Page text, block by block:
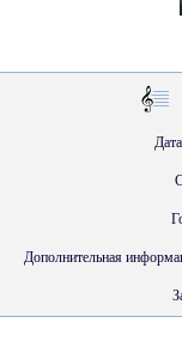
Дополнительная